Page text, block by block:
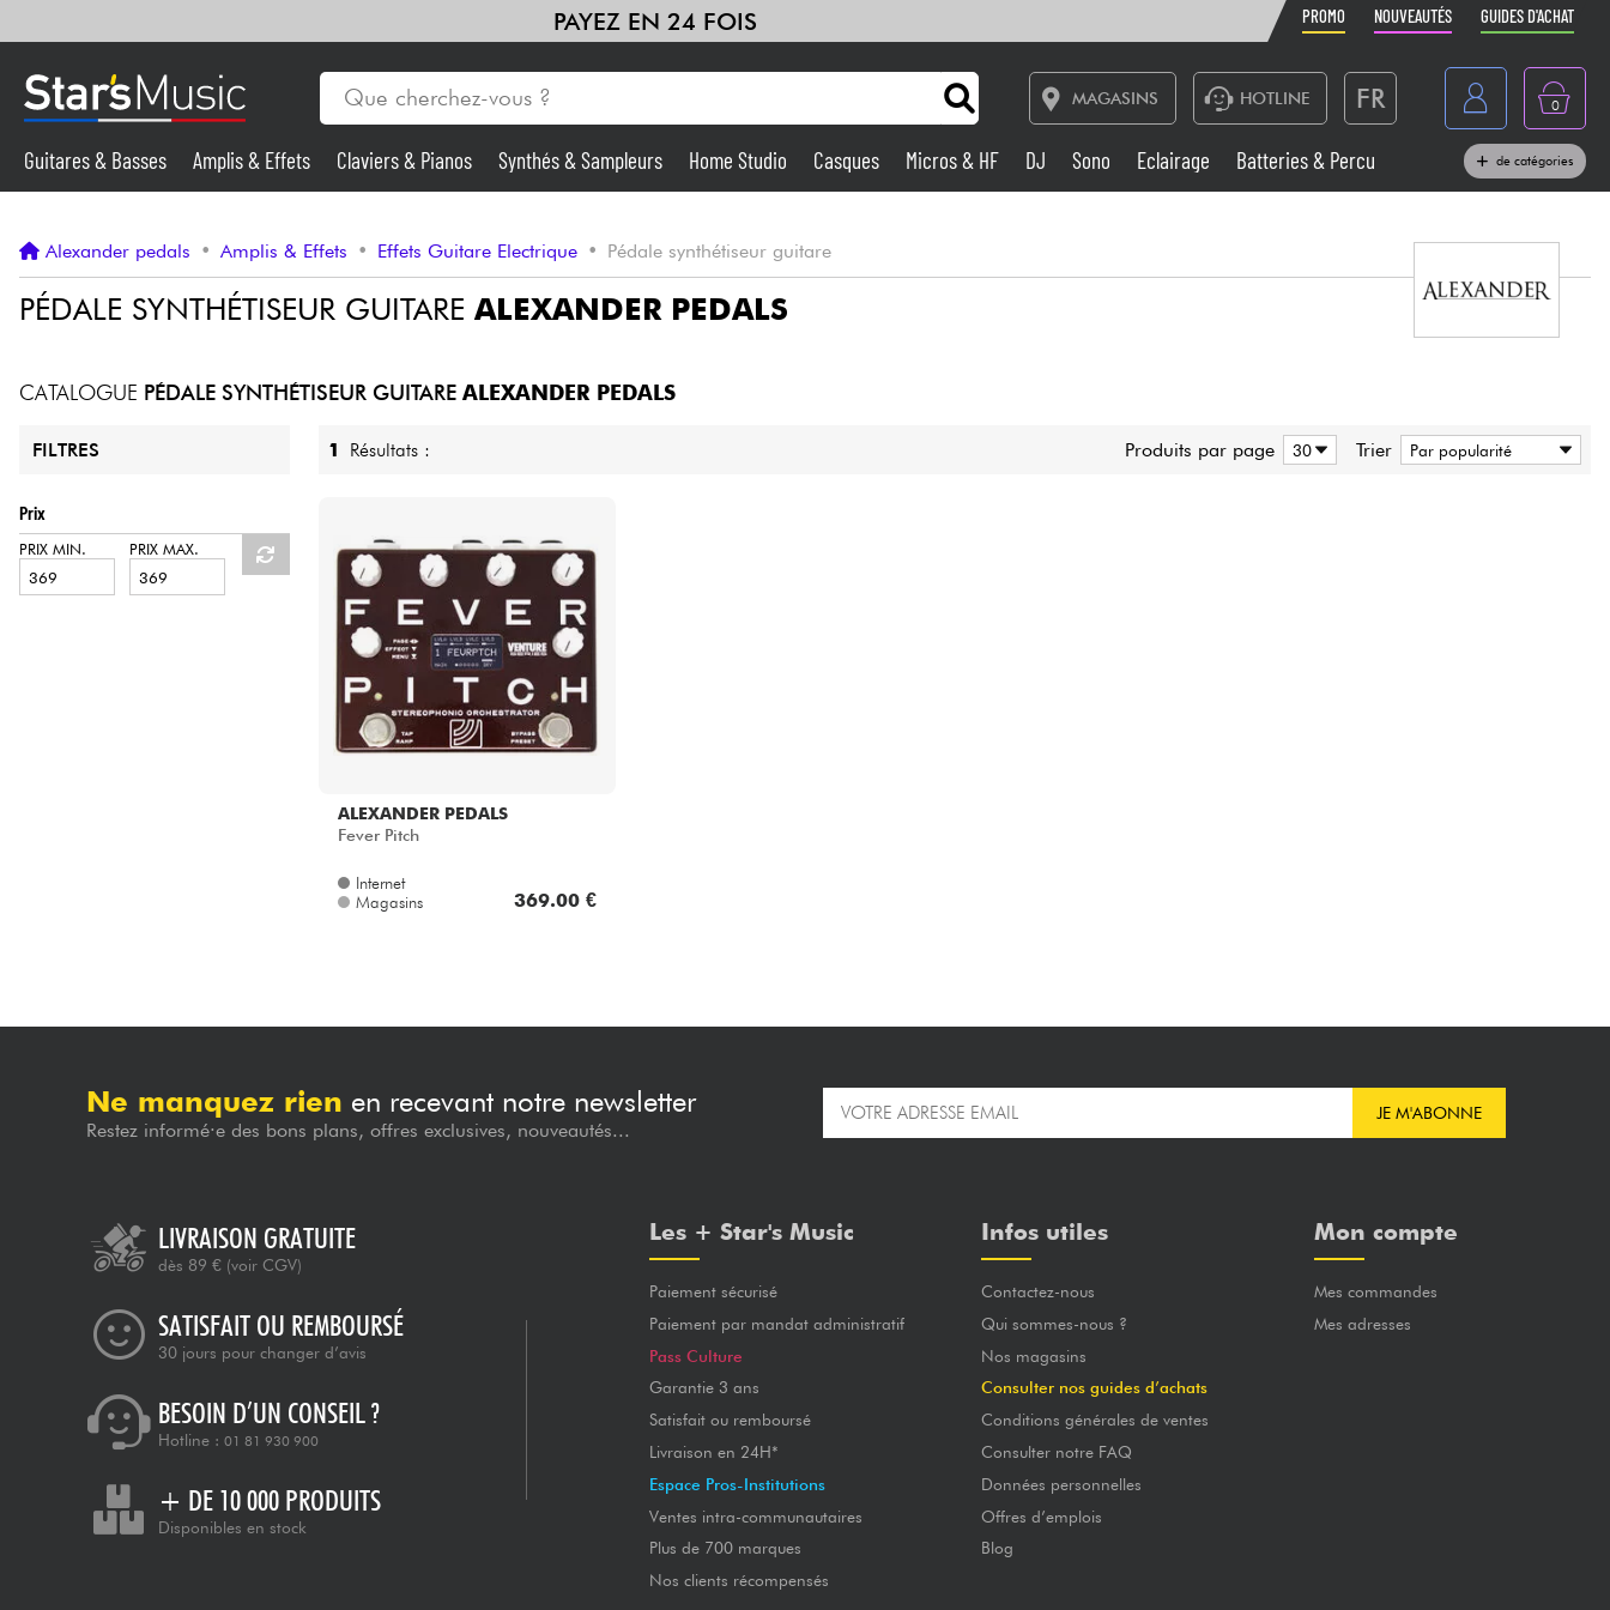
PAYEZ EN 24 FOIS PROMO NOUVEAUTÉS GUIDES D'ACHAT
MAGASINS HOTLINE FR
Belgique
België
0
Synthés & Sampleurs Home Studio Casques
HiFi
Guitares & Basses Amplis & Effets Claviers & Pianos Synthés & Sampleurs Home Studio Casques Micros & HF DJ Sono Eclairage
Batteries & Percu
de catégories
Alexander pedals • Amplis & Effets • Effets Guitare Electrique • Pédale synthétiseur guitare
PÉDALE SYNTHÉTISEUR GUITARE ALEXANDER PEDALS
CATALOGUE PÉDALE SYNTHÉTISEUR GUITARE ALEXANDER PEDALS
FILTRES
Prix
PRIX MIN. PRIX MAX.
1 Résultats : Produits par page Trier
ALEXANDER PEDALS
Fever Pitch
Internet
Magasins
369.00 €
Ne manquez rien en recevant notre newsletter
Restez informé·e des bons plans, offres exclusives, nouveautés...
JE M'ABONNE
LIVRAISON GRATUITE
dès 89 € (voir CGV)
SATISFAIT OU REMBOURSÉ
30 jours pour changer d’avis
BESOIN D’UN CONSEIL ?
Hotline : 01 81 930 900
+ DE 10 000 PRODUITS
Disponibles en stock
Les + Star's Music
Paiement sécurisé
Paiement par mandat administratif
Pass Culture
Garantie 3 ans
Satisfait ou remboursé
Livraison en 24H*
Espace Pros-Institutions
Ventes intra-communautaires
Plus de 700 marques
Nos clients récompensés
Infos utiles
Contactez-nous
Qui sommes-nous ?
Nos magasins
Consulter nos guides d’achats
Conditions générales de ventes
Consulter notre FAQ
Données personnelles
Offres d’emplois
Blog
Mon compte
Mes commandes
Mes adresses